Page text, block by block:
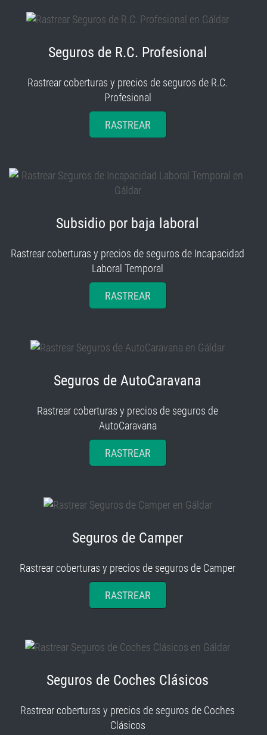
Seguros de R.C. Profesional
Rastrear coberturas y precios de seguros de R.C.
Profesional
RASTREAR
Subsidio por baja laboral
Rastrear coberturas y precios de seguros de Incapacidad
Laboral Temporal
RASTREAR
Seguros de AutoCaravana
Rastrear coberturas y precios de seguros de
AutoCaravana
RASTREAR
Seguros de Camper
Rastrear coberturas y precios de seguros de Camper
RASTREAR
Seguros de Coches Clásicos
Rastrear coberturas y precios de seguros de Coches
Clásicos